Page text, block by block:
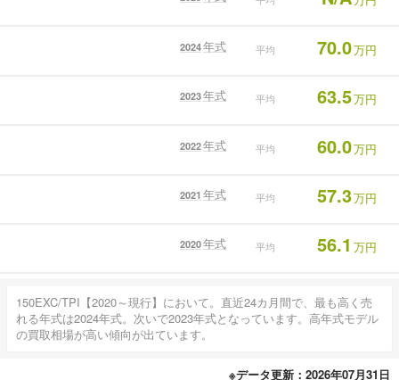
2024年式 平均 70.0万円
2023年式 平均 63.5万円
2022年式 平均 60.0万円
2021 年式 平均 57.3万円
2020年式 平均 56.1 万円
150EXC/TPI【2020～現行】において。直近24カ月間で、最も高く売
れる年式は2024年式。次いで2023年式となっています。高年式モデル
の買取相場が高い傾向が出ています。
※データ更新：2026年07月31日